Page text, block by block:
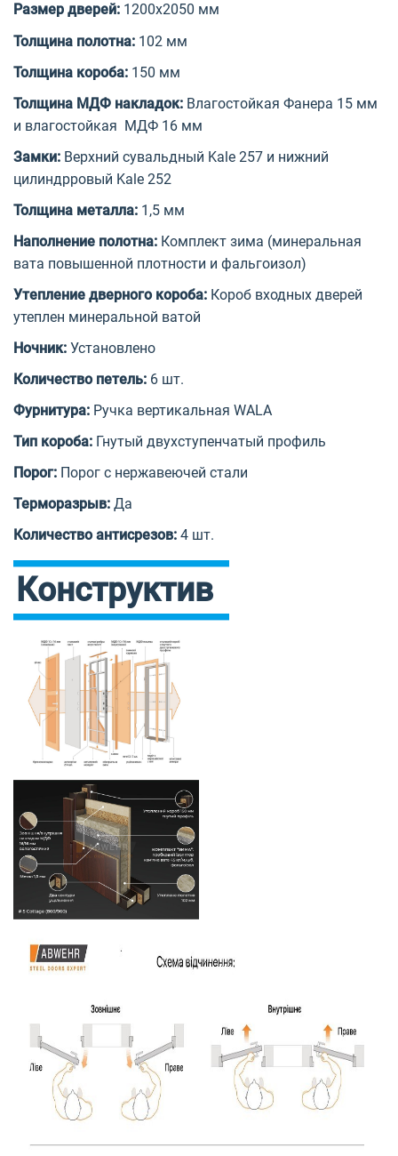
Размер дверей: 1200х2050 мм
Толщина полотна: 102 мм
Толщина короба: 150 мм
Толщина МДФ накладок: Влагостойкая Фанера 15 мм
и влагостойкая МДФ 16 мм
Замки: Верхний сувальдный Kale 257 и нижний
цилиндрровый Kale 252
Толщина металла: 1,5 мм
Наполнение полотна: Комплект зима (минеральная
вата повышенной плотности и фальгоизол)
Утепление дверного короба: Короб входных дверей
утеплен минеральной ватой
Ночник: Установлено
Количество петель: 6 шт.
Фурнитура: Ручка вертикальная WALA
Тип короба: Гнутый двухступенчатый профиль
Порог: Порог с нержавеючей стали
Терморазрыв: Да
Количество антисрезов: 4 шт.
Конструктив